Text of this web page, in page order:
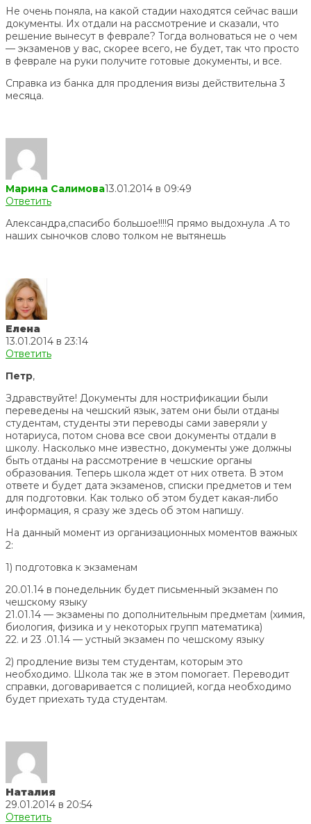
Не очень поняла, на какой стадии находятся сейчас ваши
документы. Их отдали на рассмотрение и сказали, что
решение вынесут в феврале? Тогда волноваться не о чем
— экзаменов у вас, скорее всего, не будет, так что просто
в феврале на руки получите готовые документы, и все.
Справка из банка для продления визы действительна 3
месяца.
Марина Салимова13.01.2014 в 09:49
Ответить
Александра,спасибо большое!!!!Я прямо выдохнула .А то
наших сыночков слово толком не вытянешь
Елена
13.01.2014 в 23:14
Ответить
Петр,
Здравствуйте! Документы для нострификации были
переведены на чешский язык, затем они были отданы
студентам, студенты эти переводы сами заверяли у
нотариуса, потом снова все свои документы отдали в
школу. Насколько мне известно, документы уже должны
быть отданы на рассмотрение в чешские органы
образования. Теперь школа ждет от них ответа. В этом
ответе и будет дата экзаменов, списки предметов и тем
для подготовки. Как только об этом будет какая-либо
информация, я сразу же здесь об этом напишу.
На данный момент из организационных моментов важных
2:
1) подготовка к экзаменам
20.01.14 в понедельник будет письменный экзамен по
чешскому языку
21.01.14 — экзамены по дополнительным предметам (химия,
биология, физика и у некоторых групп математика)
22. и 23 .01.14 — устный экзамен по чешскому языку
2) продление визы тем студентам, которым это
необходимо. Школа так же в этом помогает. Переводит
справки, договаривается с полицией, когда необходимо
будет приехать туда студентам.
Наталия
29.01.2014 в 20:54
Ответить